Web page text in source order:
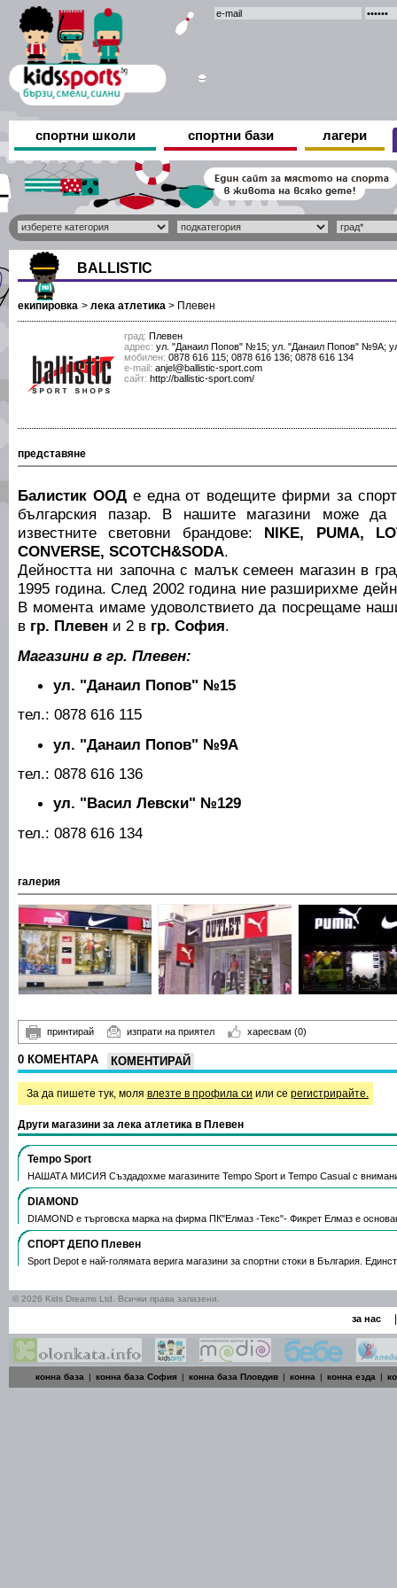
спортни школи спортни бази лагери
BALLISTIC
екипировка > лека атлетика > Плевен
град: Плевен
адрес: ул. "Данаил Попов" №15; ул. "Данаил Попов" №9А;
мобилен: 0878 616 115; 0878 616 136; 0878 616 134
е-mail: anjel@ballistic-sport.com
сайт: http://ballistic-sport.com/
представяне
Балистик ООДе една от водещите фирми за
българския пазар. В нашите магазини може
известните световни брандове: NIKE, PUMA,
CONVERSE, SCOTCH&SODA.
Дейността ни започна с малък семеен магазин в
1995 година. След 2002 година ние разширихме
В момента имаме удоволствието да посрещаме
в гр. Плевен и 2 в гр. София.
Магазини в гр. Плевен:
ул. "Данаил Попов" №15
тел.: 0878 616 115
ул. "Данаил Попов" №9А
тел.: 0878 616 136
ул. "Васил Левски" №129
тел.: 0878 616 134
галерия
принтирай изпрати на приятел харесвам (0)
0 КОМЕНТАРА КОМЕНТИРАЙ
За да пишете тук, моля влезте в профила си или се регистрирайте.
Други магазини за лека атлетика в Плевен
Tempo Sport
НАШАТА МИСИЯ Създадохме магазините Tempo Sport и Tempo Casual с
DIAMOND
DIAMOND е търговска марка на фирма ПК"Елмаз -Текс"- Фикрет Елмаз е
СПОРТ ДЕПО Плевен
Sport Depot е най-голямата верига магазини за спортни стоки в България.
© 2026 Kids Dreams Ltd. Всички права запазени.
за нас |
конна база | конна база София | конна база Пловдив | конна | конна езда |